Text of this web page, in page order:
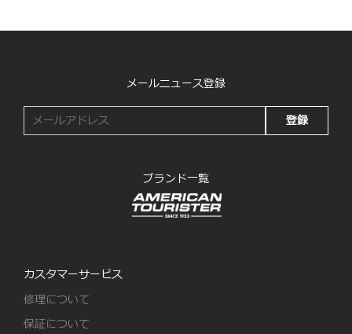
メールニュース登録
登録
ブランド一覧
カスタマーサービス
修理について
保証について